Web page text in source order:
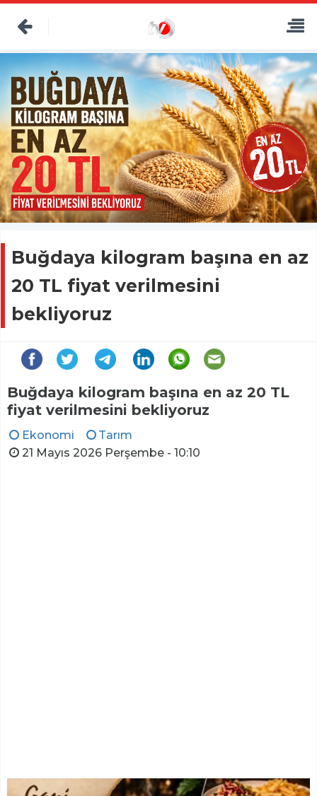
Buğdaya kilogram başına en az
20 TL fiyat verilmesini
bekliyoruz
Buğdaya kilogram başına en az 20 TL
fiyat verilmesini bekliyoruz
Ekonomi
Tarım
21 Mayıs 2026 Perşembe - 10:10